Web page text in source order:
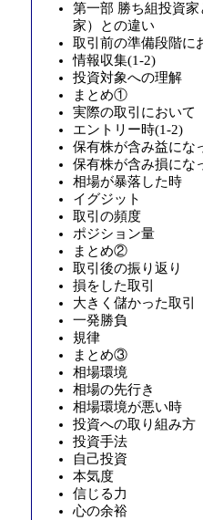
第一部 勝ち組投資
家）との違い
取引前の準備段階に
情報収集(1-2)
投資対象への理解
まとめ①
実際の取引において
エントリー時(1-2)
保有株が含み益にな
保有株が含み損にな
相場が暴落した時
イグジット
取引の頻度
ポジション量
まとめ②
取引後の振り返り
損をした取引
大きく儲かった取引
一発勝負
規律
まとめ③
相場環境
相場の先行き
相場環境が悪い時
投資への取り組み方
投資手法
自己投資
本気度
信じる力
心の余裕